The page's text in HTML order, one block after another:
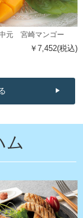
中元 宮崎マンゴー
￥7,452(税込)
ム